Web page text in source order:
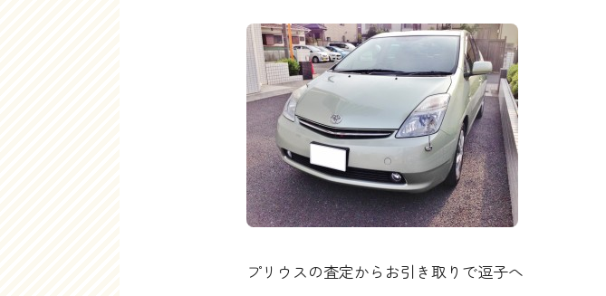
プリウスの査定からお引き取りで逗子へ